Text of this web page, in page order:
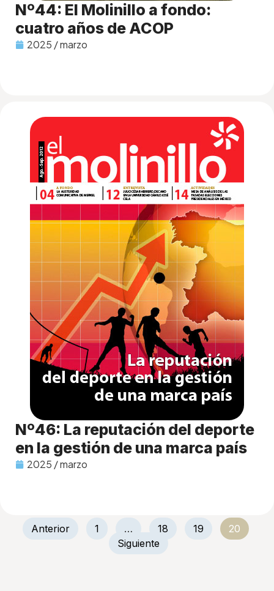
Nº44: El Molinillo a fondo:
cuatro años de ACOP
2025 / marzo
Nº46: La reputación del deporte
en la gestión de una marca país
2025 / marzo
Anterior 1 … 18 19
20
Siguiente